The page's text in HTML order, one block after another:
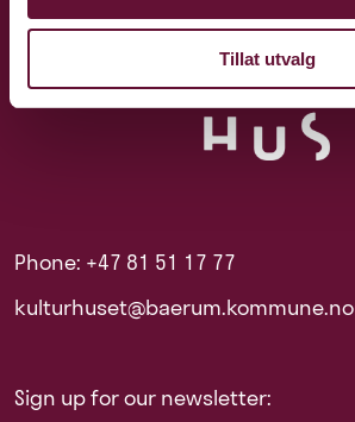
Tillat utvalg
Phone: +47 81 51 17 77
kulturhuset@baerum.kommune.no
Sign up for our newsletter: